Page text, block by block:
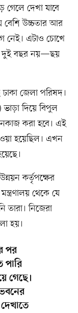
দেখা যাবে
উচ্চতার আর
নেই। এটাও চোখে
দুই বছর নয়—ছয়
জেলা পরিষদ।
দিয়ে বিপুল
করা হবে। এই
হয়েছিল। এখন
কর্তৃপক্ষের
থেকে যে
নিজেরা
হয়।
পর
পারি
গেছে।
ভবনের